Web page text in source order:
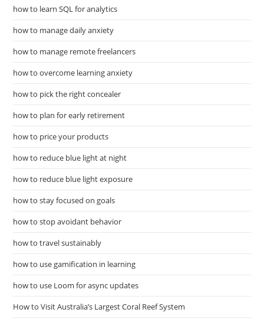
how to learn SQL for analytics
how to manage daily anxiety
how to manage remote freelancers
how to overcome learning anxiety
how to pick the right concealer
how to plan for early retirement
how to price your products
how to reduce blue light at night
how to reduce blue light exposure
how to stay focused on goals
how to stop avoidant behavior
how to travel sustainably
how to use gamification in learning
how to use Loom for async updates
How to Visit Australia’s Largest Coral Reef System